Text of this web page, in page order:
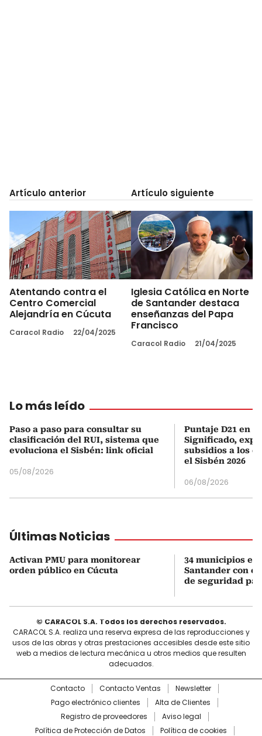
Artículo anterior
Atentando contra el
Centro Comercial
Alejandría en Cúcuta
Caracol Radio 22/04/2025
Artículo siguiente
Iglesia Católica en Norte
de Santander destaca
enseñanzas del Papa
Francisco
Caracol Radio 21/04/2025
Lo más leído
Paso a paso para consultar su
clasificación del RUI, sistema que
evoluciona el Sisbén: link oficial
05/08/2026
Puntaje D21 en
Significado,
subsidios a los
el Sisbén 2026
06/08/2026
Últimas Noticias
Activan PMU para monitorear
orden público en Cúcuta
34 municipios en
Santander con
de seguridad
© CARACOL S.A. Todos los derechos reservados.
CARACOL S.A. realiza una reserva expresa de las reproducciones y
usos de las obras y otras prestaciones accesibles desde este sitio
web a medios de lectura mecánica u otros medios que resulten
adecuados.
Contacto Contacto Ventas
Newsletter
Pago electrónico clientes
Alta de Clientes
Registro de proveedores
Aviso legal
Política de Protección de Datos
Política de cookies